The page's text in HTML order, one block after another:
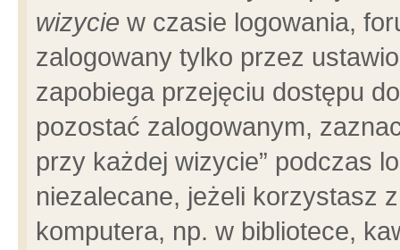
wizycie w czasie logowania,
zalogowany tylko przez
zapobiega przejęciu dostępu
pozostać zalogowanym,
przy każdej wizycie” podczas
niezalecane, jeżeli korzystasz
komputera, np. w bibliotece,